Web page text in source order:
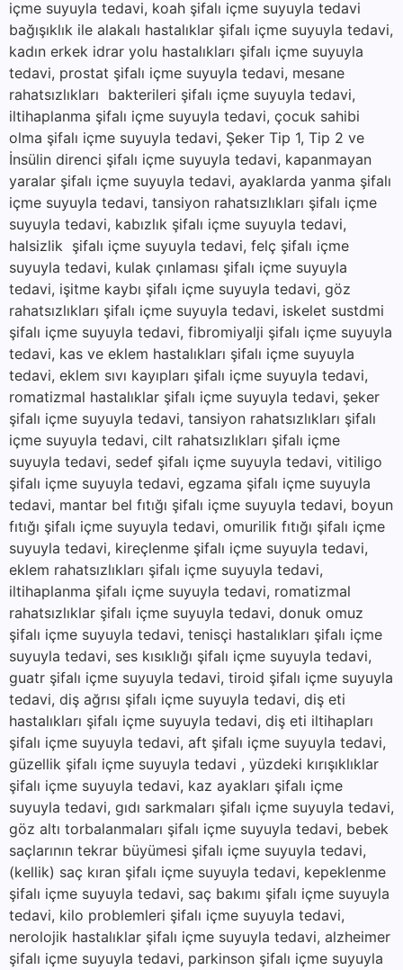
içme suyuyla tedavi, koah şifalı içme suyuyla tedavi
bağışıklık ile alakalı hastalıklar şifalı içme suyuyla tedavi,
kadın erkek idrar yolu hastalıkları şifalı içme suyuyla
tedavi, prostat şifalı içme suyuyla tedavi, mesane
rahatsızlıkları bakterileri şifalı içme suyuyla tedavi,
iltihaplanma şifalı içme suyuyla tedavi, çocuk sahibi
olma şifalı içme suyuyla tedavi, Şeker Tip 1, Tip 2 ve
İnsülin direnci şifalı içme suyuyla tedavi, kapanmayan
yaralar şifalı içme suyuyla tedavi, ayaklarda yanma şifalı
içme suyuyla tedavi, tansiyon rahatsızlıkları şifalı içme
suyuyla tedavi, kabızlık şifalı içme suyuyla tedavi,
halsizlik şifalı içme suyuyla tedavi, felç şifalı içme
suyuyla tedavi, kulak çınlaması şifalı içme suyuyla
tedavi, işitme kaybı şifalı içme suyuyla tedavi, göz
rahatsızlıkları şifalı içme suyuyla tedavi, iskelet sustdmi
şifalı içme suyuyla tedavi, fibromiyalji şifalı içme suyuyla
tedavi, kas ve eklem hastalıkları şifalı içme suyuyla
tedavi, eklem sıvı kayıpları şifalı içme suyuyla tedavi,
romatizmal hastalıklar şifalı içme suyuyla tedavi, şeker
şifalı içme suyuyla tedavi, tansiyon rahatsızlıkları şifalı
içme suyuyla tedavi, cilt rahatsızlıkları şifalı içme
suyuyla tedavi, sedef şifalı içme suyuyla tedavi, vitiligo
şifalı içme suyuyla tedavi, egzama şifalı içme suyuyla
tedavi, mantar bel fıtığı şifalı içme suyuyla tedavi, boyun
fıtığı şifalı içme suyuyla tedavi, omurilik fıtığı şifalı içme
suyuyla tedavi, kireçlenme şifalı içme suyuyla tedavi,
eklem rahatsızlıkları şifalı içme suyuyla tedavi,
iltihaplanma şifalı içme suyuyla tedavi, romatizmal
rahatsızlıklar şifalı içme suyuyla tedavi, donuk omuz
şifalı içme suyuyla tedavi, tenisçi hastalıkları şifalı içme
suyuyla tedavi, ses kısıklığı şifalı içme suyuyla tedavi,
guatr şifalı içme suyuyla tedavi, tiroid şifalı içme suyuyla
tedavi, diş ağrısı şifalı içme suyuyla tedavi, diş eti
hastalıkları şifalı içme suyuyla tedavi, diş eti iltihapları
şifalı içme suyuyla tedavi, aft şifalı içme suyuyla tedavi,
güzellik şifalı içme suyuyla tedavi , yüzdeki kırışıklıklar
şifalı içme suyuyla tedavi, kaz ayakları şifalı içme
suyuyla tedavi, gıdı sarkmaları şifalı içme suyuyla tedavi,
göz altı torbalanmaları şifalı içme suyuyla tedavi, bebek
saçlarının tekrar büyümesi şifalı içme suyuyla tedavi,
(kellik) saç kıran şifalı içme suyuyla tedavi, kepeklenme
şifalı içme suyuyla tedavi, saç bakımı şifalı içme suyuyla
tedavi, kilo problemleri şifalı içme suyuyla tedavi,
nerolojik hastalıklar şifalı içme suyuyla tedavi, alzheimer
şifalı içme suyuyla tedavi, parkinson şifalı içme suyuyla